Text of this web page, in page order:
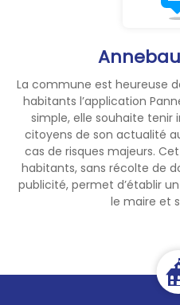
La commune est heureuse
habitants l’application
simple, elle souhaite tenir
citoyens de son actualité
cas de risques majeurs.
habitants, sans récolte de
publicité, permet d’établir
le maire et